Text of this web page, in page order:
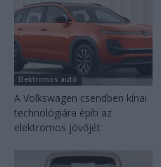
Elektromos autó
A Volkswagen csendben kínai
technológiára építi az
elektromos jövőjét